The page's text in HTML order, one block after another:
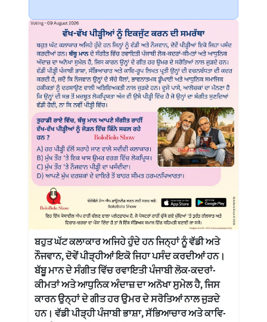
ਬਹੁਤ ਘੱਟ ਕਲਾਕਾਰ ਅਜਿਹੇ ਹੁੰਦੇ ਹਨ ਜਿਨ੍ਹਾਂ ਨੂੰ ਵੱਡੀ ਅਤੇ
ਨੌਜਵਾਨ, ਦੋਵੇਂ ਪੀੜ੍ਹੀਆਂ ਇਕੋ ਜਿਹਾ ਪਸੰਦ ਕਰਦੀਆਂ ਹਨ।
ਬੱਬੂ ਮਾਨ ਦੇ ਸੰਗੀਤ ਵਿੱਚ ਰਵਾਇਤੀ ਪੰਜਾਬੀ ਲੋਕ-ਕਦਰਾਂ-
ਕੀਮਤਾਂ ਅਤੇ ਆਧੁਨਿਕ ਅੰਦਾਜ਼ ਦਾ ਅਨੋਖਾ ਸੁਮੇਲ ਹੈ, ਜਿਸ
ਕਾਰਨ ਉਨ੍ਹਾਂ ਦੇ ਗੀਤ ਹਰ ਉਮਰ ਦੇ ਸਰੋਤਿਆਂ ਨਾਲ ਜੁੜਦੇ
ਹਨ। ਵੱਡੀ ਪੀੜ੍ਹੀ ਪੰਜਾਬੀ ਭਾਸ਼ਾ, ਸੱਭਿਆਚਾਰ ਅਤੇ ਕਾਵਿ-